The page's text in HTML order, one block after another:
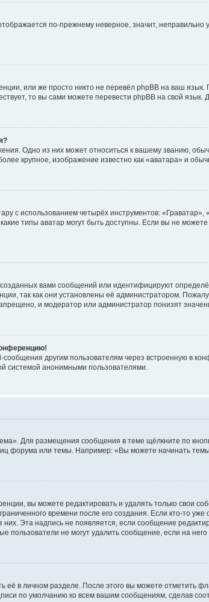
по-прежнему неверное, значит,
или же просто никто не перевёл phpBB на ваш
то вы сами можете перевести phpBB на свой
Одно из них может относиться к вашему званию,
крупное, изображение известно как «аватара» и
с использованием четырёх инструментов:
типы аватар могут быть доступны. Если вы не
вами сообщений или идентифицируют
так как они установлены её администратором.
и модератор или администратор понизят
сообщения другим пользователям через встроенную в
системой анонимными пользователями.
Для размещения сообщения в теме щёлкните по
форума или темы. Например: «Вы можете начинать
вы можете редактировать и удалять только свои
времени после его создания. Если кто-то
них. Эта надпись не появляется, если сообщение
не могут удалить сообщение, если на него
её в личном разделе. После этого вы можете отметить
по умолчанию ко всем вашим сообщениям, сделав